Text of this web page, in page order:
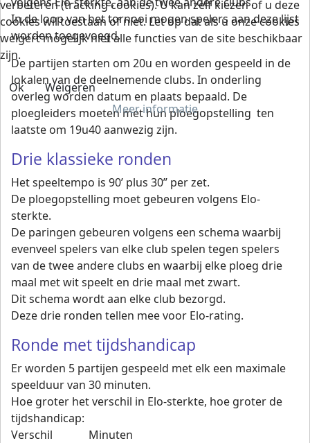
In de loop van het tornooi mogen spelers aan deze lijst
worden toegevoegd.
De partijen starten om 20u en worden gespeeld in de
lokalen van de deelnemende clubs. In onderling
overleg worden datum en plaats bepaald. De
ploegleiders moeten met hun ploegopstelling ten
laatste om 19u40 aanwezig zijn.
Drie klassieke ronden
Het speeltempo is 90’ plus 30” per zet.
De ploegopstelling moet gebeuren volgens Elo-
sterkte.
De paringen gebeuren volgens een schema waarbij
evenveel spelers van elke club spelen tegen spelers
van de twee andere clubs en waarbij elke ploeg drie
maal met wit speelt en drie maal met zwart.
Dit schema wordt aan elke club bezorgd.
Deze drie ronden tellen mee voor Elo-rating.
Ronde met tijdshandicap
Er worden 5 partijen gespeeld met elk een maximale
speelduur van 30 minuten.
Hoe groter het verschil in Elo-sterkte, hoe groter de
tijdshandicap:
Verschil Minuten
verbeteren (tracking cookies). U kan zelf kiezen of u deze
cookies wil toestaan of niet. Let op dat als u onze cookies
weigert mogelijk niet alle functies van de site beschikbaar
zijn.
Ok
Weigeren
Meer informatie